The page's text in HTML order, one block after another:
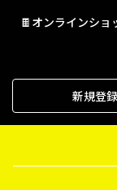
🍫オンラインショ
新規登録